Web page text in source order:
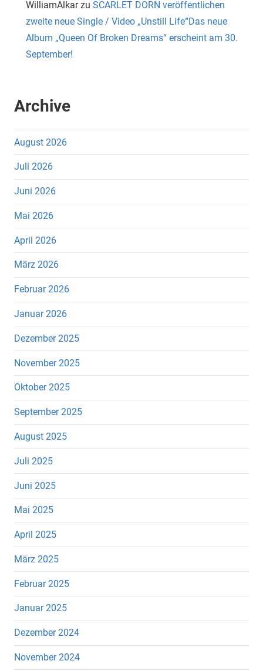
WilliamAlkarzu SCARLET DORN veröffentlichen
zweite neue Single / Video „Unstill Life“Das neue
Album „Queen Of Broken Dreams“ erscheint am 30.
September!
Archive
August 2026
Juli 2026
Juni 2026
Mai 2026
April 2026
März 2026
Februar 2026
Januar 2026
Dezember 2025
November 2025
Oktober 2025
September 2025
August 2025
Juli 2025
Juni 2025
Mai 2025
April 2025
März 2025
Februar 2025
Januar 2025
Dezember 2024
November 2024